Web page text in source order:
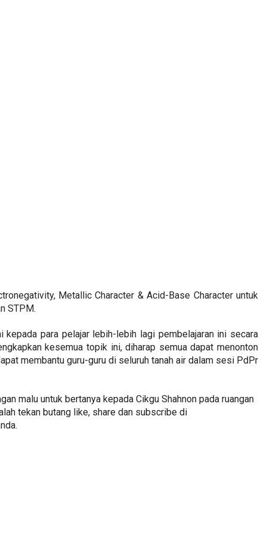
Metallic Character & Acid-Base Character untuk
STPM.
kepada para pelajar lebih-lebih lagi pembelajaran ini secara
kesemua topik ini, diharap semua dapat menonton
membantu guru-guru di seluruh tanah air dalam sesi PdPr
malu untuk bertanya kepada Cikgu Shahnon pada ruangan
tekan butang like, share dan subscribe di